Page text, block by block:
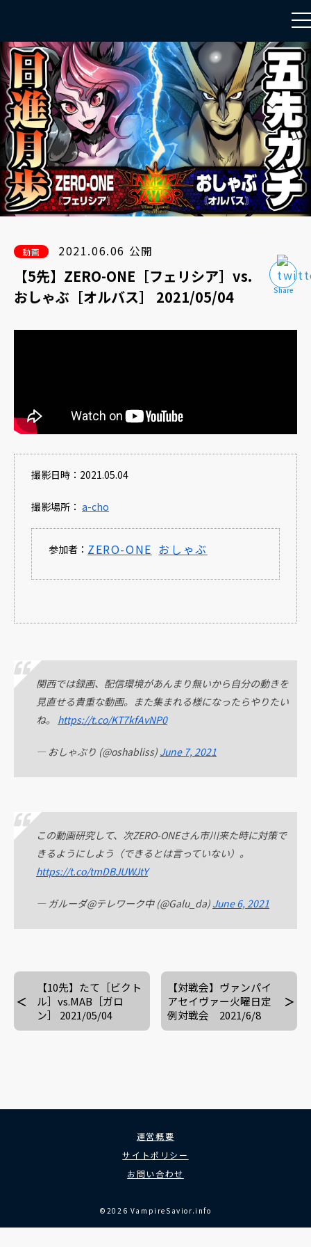
動画 2021.06.06 公開
【5先】ZERO-ONE［フェリシア］vs.
おしゃぶ［オルバス］ 2021/05/04
撮影日時：2021.05.04
撮影場所： a-cho
参加者： ZERO-ONE おしゃぶ
関西では録画、配信環境があんまり無いから自分の動きを
見直せる貴重な動画。また集まれる様になったらやりたい
ね。 https://t.co/KT7kfAvNP0
— おしゃぶり (@oshabliss) June 7, 2021
この動画研究して、次ZERO-ONEさん市川来た時に対策で
きるようにしよう（できるとは言っていない）。
https://t.co/tmDBJUWJtY
— ガルーダ@テレワーク中 (@Galu_da) June 6, 2021
【10先】たて［ビクト
ル］vs.MAB［ガロ
ン］ 2021/05/04
【対戦会】ヴァンパイ
アセイヴァー火曜日定
例対戦会 2021/6/8
運営概要
サイトポリシー
お問い合わせ
©2026 VampireSavior.info